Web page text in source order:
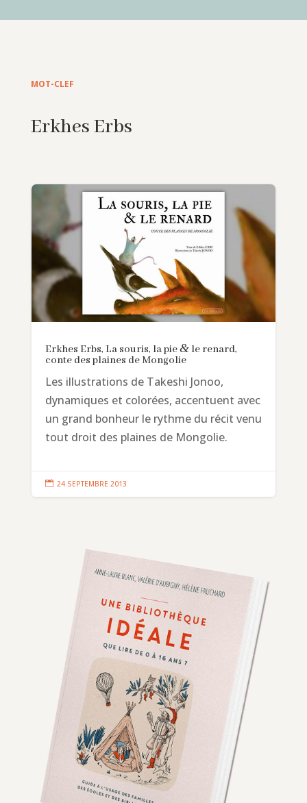
MOT-CLEF
Erkhes Erbs
Erkhes Erbs, La souris, la pie&le renard,
conte des plaines de Mongolie
Les illustrations de Takeshi Jonoo,
dynamiques et colorées, accentuent avec
un grand bonheur le rythme du récit venu
tout droit des plaines de Mongolie.
 24 SEPTEMBRE 2013